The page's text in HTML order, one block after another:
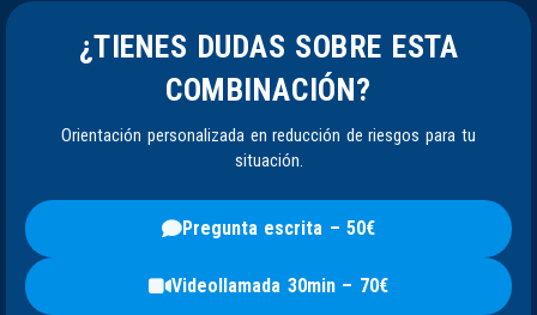
¿TIENES DUDAS SOBRE ESTA
COMBINACIÓN?
Orientación personalizada en reducción de riesgos para tu
situación.
Pregunta escrita – 50€
Videollamada 30min – 70€